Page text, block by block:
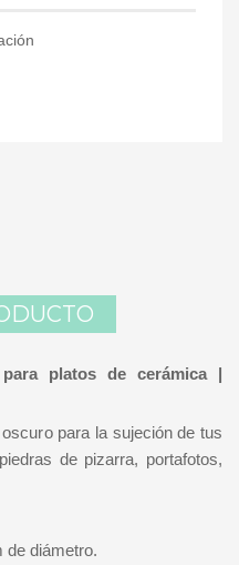
platos de cerámica |
para la sujeción de tus
de pizarra, portafotos,
de diámetro.